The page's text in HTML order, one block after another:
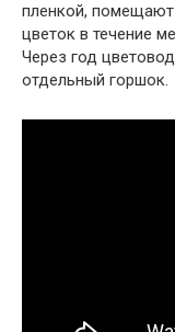
пленкой,
цветок в течение
Через год
отдельный горшок.